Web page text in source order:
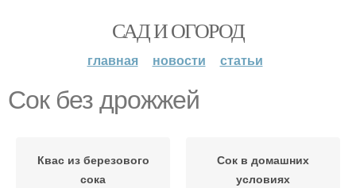
САД И ОГОРОД
главная новости статьи
Сок без дрожжей
Квас из березового
сока
Сок в домашних
условиях